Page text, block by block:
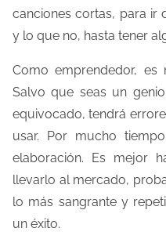
canciones cortas, para ir
y lo que no, hasta tener
Como emprendedor, es
Salvo que seas un
equivocado, tendrá
usar. Por mucho
elaboración. Es mejor
llevarlo al mercado,
lo más sangrante y
un éxito.